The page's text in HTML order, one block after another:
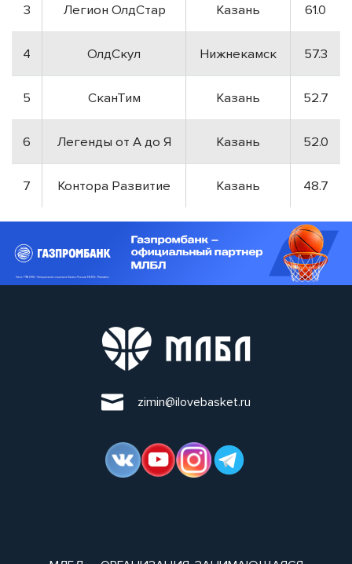
3 Легион ОлдСтар Казань 61.0
4 ОлдСкул Нижнекамск 57.3
5 СканТим Казань 52.7
6 Легенды от А до Я Казань 52.0
7 Контора Развитие Казань 48.7
zimin@ilovebasket.ru